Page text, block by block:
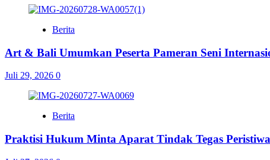
Berita
Art & Bali Umumkan Peserta Pameran Seni
Juli 29, 2026 0
Berita
Praktisi Hukum Minta Aparat Tindak Tegas